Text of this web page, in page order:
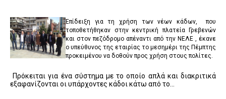
Επίδειξη για τη χρήση των νέων κάδων, που
τοποθετήθηκαν στην κεντρική πλατεία Γρεβενών
και στον πεζόδρομο απέναντι από την ΝΕΛΕ , έκανε
ο υπεύθυνος της εταιρίας το μεσημέρι της Πέμπτης
προκειμένου να δοθούν προς χρήση στους πολίτες.
Πρόκειται για ένα σύστημα με το οποίο απλά και διακριτικά
εξαφανίζονται οι υπάρχοντες κάδοι κάτω από το…